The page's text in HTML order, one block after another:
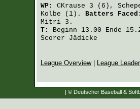
WP: CKrause 3 (6),
Kolbe (1). Batters
Mitri 3.
T:
Beginn 13.00 Ende
Scorer Jädicke
League Overview| League
| © Deutscher Baseball &